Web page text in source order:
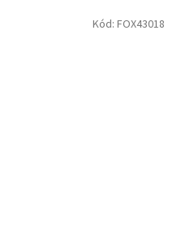
Kód: FOX43018